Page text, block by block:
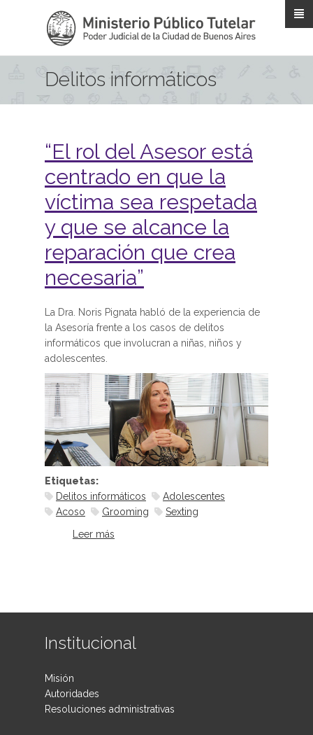
Delitos informáticos
“El rol del Asesor está
centrado en que la
víctima sea respetada
y que se alcance la
reparación que crea
necesaria”
La Dra. Noris Pignata habló de la experiencia de
la Asesoría frente a los casos de delitos
informáticos que involucran a niñas, niños y
adolescentes.
Etiquetas:
Delitos informáticos
Adolescentes
Acoso
Grooming
Sexting
Leer más
Institucional
Misión
Autoridades
Resoluciones administrativas